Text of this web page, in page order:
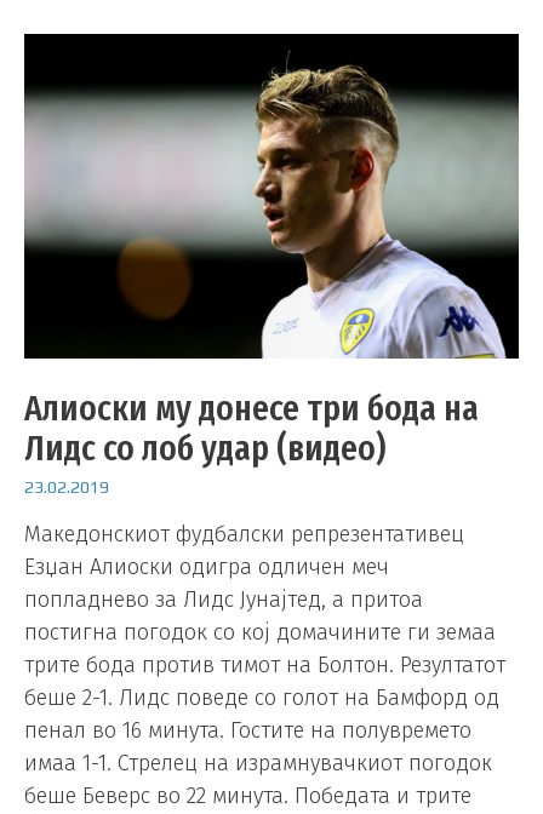
Алиоски му донесе три бода на
Лидс со лоб удар (видео)
23.02.2019
Македонскиот фудбалски репрезентативец
Езџан Алиоски одигра одличен меч
попладнево за Лидс Јунајтед, а притоа
постигна погодок со кој домачините ги земаа
трите бода против тимот на Болтон. Резултатот
беше 2-1. Лидс поведе со голот на Бамфорд од
пенал во 16 минута. Гостите на полувремето
имаа 1-1. Стрелец на израмнувачкиот погодок
беше Беверс во 22 минута. Победата и трите